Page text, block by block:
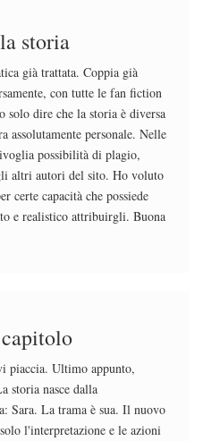
storia
già trattata. Coppia già
con tutte le fan fiction
solo dire che la storia è diversa
assolutamente personale. Nelle
possibilità di plagio,
altri autori del sito. Ho voluto
certe capacità che possiede
e realistico attribuirgli. Buona
piaccia. Ultimo appunto,
storia nasce dalla
Sara. La trama è sua. Il nuovo
l'interpretazione e le azioni